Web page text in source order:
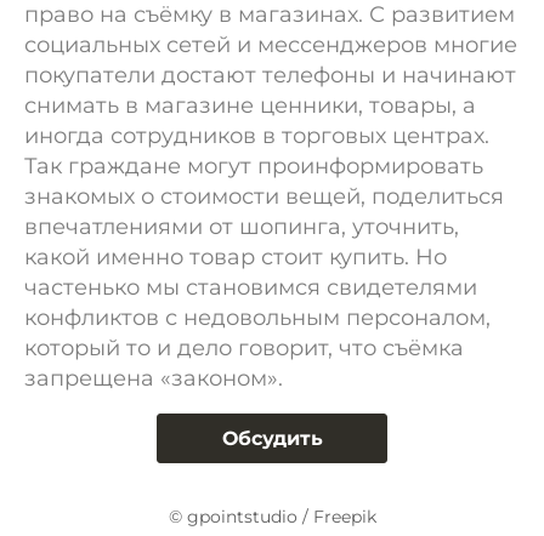
право на съёмку в магазинах. С развитием
социальных сетей и мессенджеров многие
покупатели достают телефоны и начинают
снимать в магазине ценники, товары, а
иногда сотрудников в торговых центрах.
Так граждане могут проинформировать
знакомых о стоимости вещей, поделиться
впечатлениями от шопинга, уточнить,
какой именно товар стоит купить. Но
частенько мы становимся свидетелями
конфликтов с недовольным персоналом,
который то и дело говорит, что съёмка
запрещена «законом».
Обсудить
© gpointstudio / Freepik